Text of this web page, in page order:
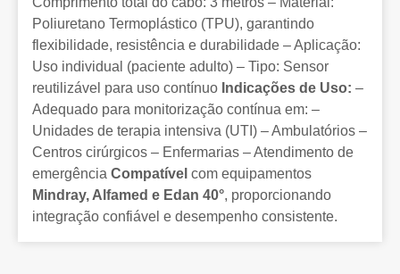
Poliuretano Termoplástico (TPU), garantindo
flexibilidade, resistência e durabilidade – Aplicação:
Uso individual (paciente adulto) – Tipo: Sensor
reutilizável para uso contínuo Indicações de Uso: –
Adequado para monitorização contínua em: –
Unidades de terapia intensiva (UTI) – Ambulatórios –
Centros cirúrgicos – Enfermarias – Atendimento de
emergência Compatível com equipamentos
Mindray, Alfamed e Edan 40°, proporcionando
integração confiável e desempenho consistente.